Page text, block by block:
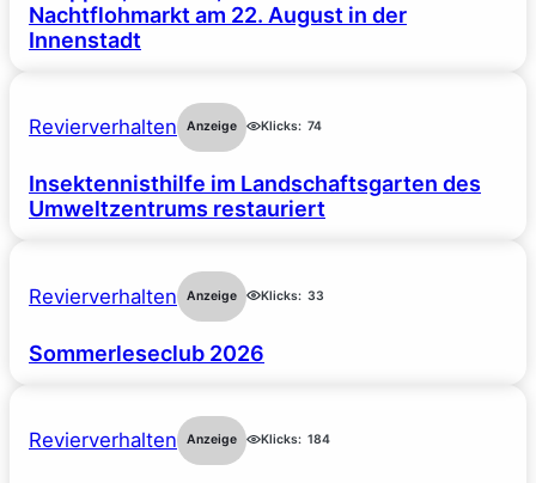
Nachtflohmarkt am 22. August in der
Innenstadt
Revierverhalten Anzeige Klicks: 74
Insektennisthilfe im Landschaftsgarten des
Umweltzentrums restauriert
Revierverhalten Anzeige Klicks: 33
Sommerleseclub 2026
Revierverhalten Anzeige Klicks: 184